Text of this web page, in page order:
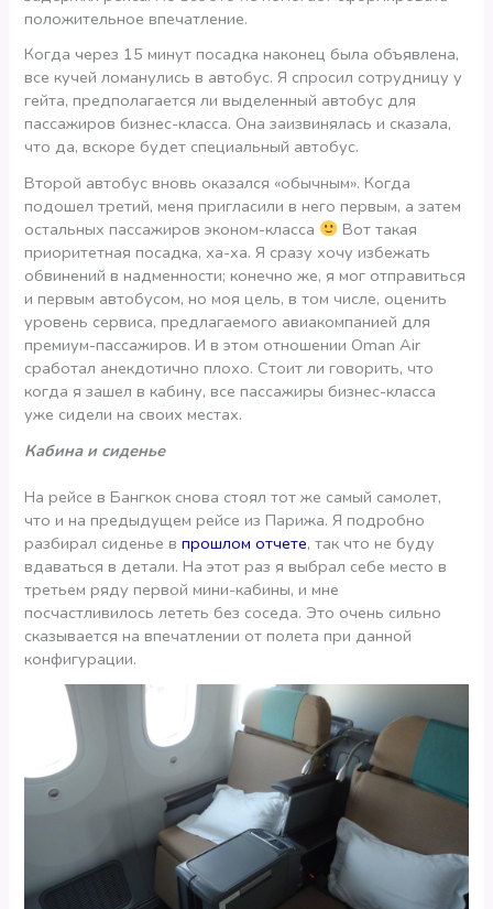
положительное впечатление.
Когда через 15 минут посадка наконец была объявлена,
все кучей ломанулись в автобус. Я спросил сотрудницу у
гейта, предполагается ли выделенный автобус для
пассажиров бизнес-класса. Она заизвинялась и сказала,
что да, вскоре будет специальный автобус.
Второй автобус вновь оказался «обычным». Когда
подошел третий, меня пригласили в него первым, а затем
остальных пассажиров эконом-класса
Вот такая
приоритетная посадка, ха-ха. Я сразу хочу избежать
обвинений в надменности; конечно же, я мог отправиться
и первым автобусом, но моя цель, в том числе, оценить
уровень сервиса, предлагаемого авиакомпанией для
премиум-пассажиров. И в этом отношении Oman Air
сработал анекдотично плохо. Стоит ли говорить, что
когда я зашел в кабину, все пассажиры бизнес-класса
уже сидели на своих местах.
Кабина и сиденье
На рейсе в Бангкок снова стоял тот же самый самолет,
что и на предыдущем рейсе из Парижа. Я подробно
разбирал сиденье впрошлом отчете, так что не буду
вдаваться в детали. На этот раз я выбрал себе место в
третьем ряду первой мини-кабины, и мне
посчастливилось лететь без соседа. Это очень сильно
сказывается на впечатлении от полета при данной
конфигурации.